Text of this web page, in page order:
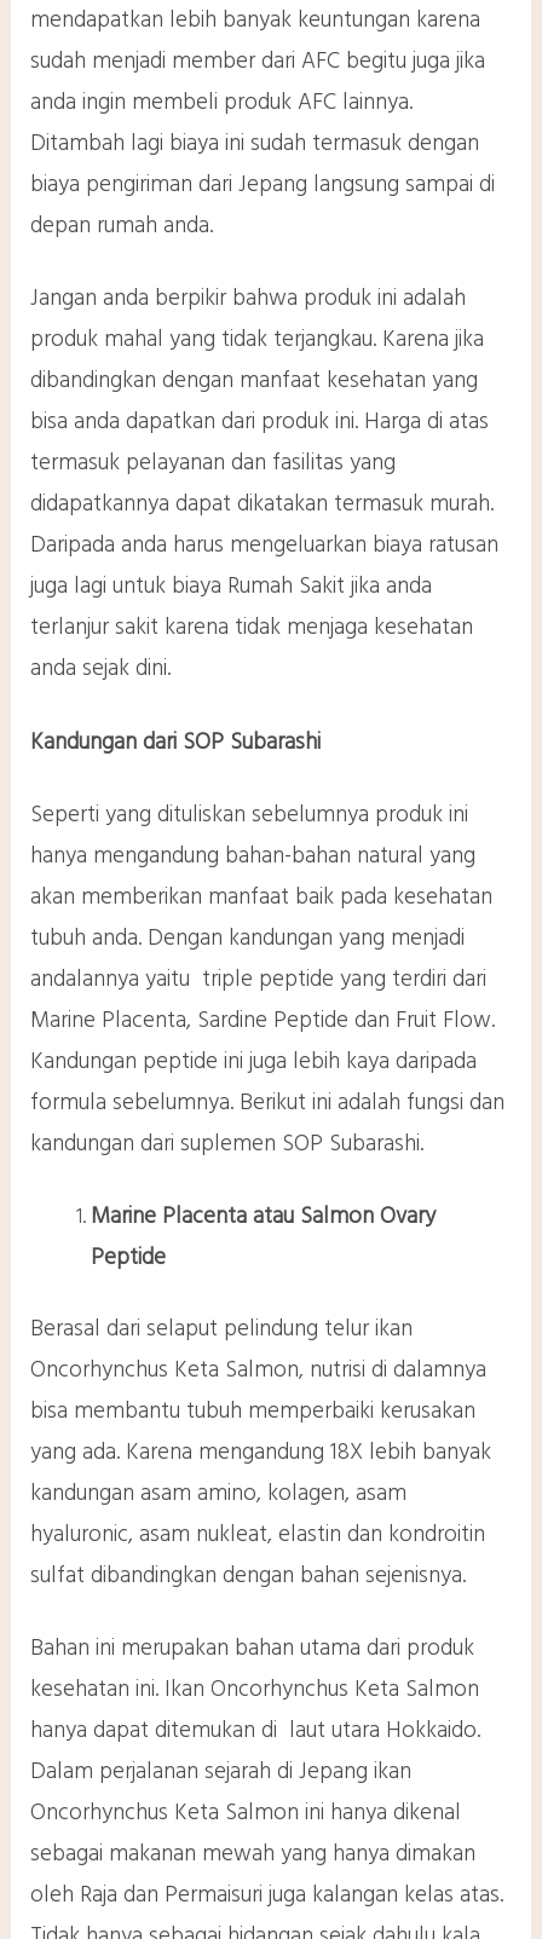
mendapatkan lebih banyak keuntungan karena
sudah menjadi member dari AFC begitu juga jika
anda ingin membeli produk AFC lainnya.
Ditambah lagi biaya ini sudah termasuk dengan
biaya pengiriman dari Jepang langsung sampai di
depan rumah anda.
Jangan anda berpikir bahwa produk ini adalah
produk mahal yang tidak terjangkau. Karena jika
dibandingkan dengan manfaat kesehatan yang
bisa anda dapatkan dari produk ini. Harga di atas
termasuk pelayanan dan fasilitas yang
didapatkannya dapat dikatakan termasuk murah.
Daripada anda harus mengeluarkan biaya ratusan
juga lagi untuk biaya Rumah Sakit jika anda
terlanjur sakit karena tidak menjaga kesehatan
anda sejak dini.
Kandungan dari SOP Subarashi
Seperti yang dituliskan sebelumnya produk ini
hanya mengandung bahan-bahan natural yang
akan memberikan manfaat baik pada kesehatan
tubuh anda. Dengan kandungan yang menjadi
andalannya yaitu triple peptide yang terdiri dari
Marine Placenta, Sardine Peptide dan Fruit Flow.
Kandungan peptide ini juga lebih kaya daripada
formula sebelumnya. Berikut ini adalah fungsi dan
kandungan dari suplemen SOP Subarashi.
Marine Placenta atau Salmon Ovary
Peptide
Berasal dari selaput pelindung telur ikan
Oncorhynchus Keta Salmon, nutrisi di dalamnya
bisa membantu tubuh memperbaiki kerusakan
yang ada. Karena mengandung 18X lebih banyak
kandungan asam amino, kolagen, asam
hyaluronic, asam nukleat, elastin dan kondroitin
sulfat dibandingkan dengan bahan sejenisnya.
Bahan ini merupakan bahan utama dari produk
kesehatan ini. Ikan Oncorhynchus Keta Salmon
hanya dapat ditemukan di laut utara Hokkaido.
Dalam perjalanan sejarah di Jepang ikan
Oncorhynchus Keta Salmon ini hanya dikenal
sebagai makanan mewah yang hanya dimakan
oleh Raja dan Permaisuri juga kalangan kelas atas.